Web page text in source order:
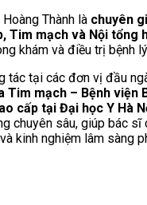
Hoàng Thành là chuyên
Tim mạch và Nội tổng
khám và điều trị bệnh
tác tại các đơn vị đầu
Tim mạch – Bệnh viện
cấp tại Đại học Y Hà
chuyên sâu, giúp bác sĩ
kinh nghiệm lâm sàng